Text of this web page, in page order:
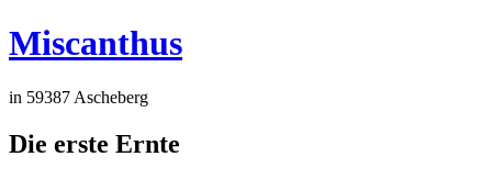
Miscanthus
in 59387 Ascheberg
Die erste Ernte